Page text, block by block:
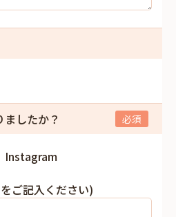
したか？
Instagram
ご記入ください)